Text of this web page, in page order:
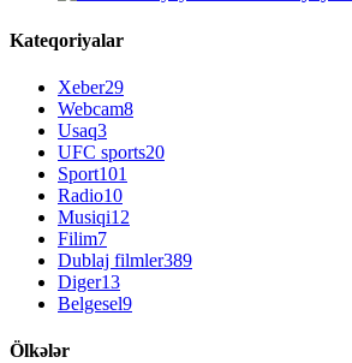
Kateqoriyalar
Xeber29
Webcam8
Usaq3
UFC sports20
Sport101
Radio10
Musiqi12
Filim7
Dublaj filmler389
Diger13
Belgesel9
Ölkələr